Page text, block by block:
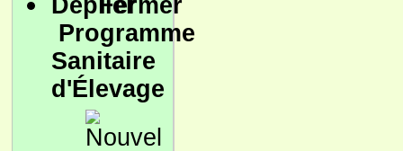
Programme
Sanitaire
d'Élevage